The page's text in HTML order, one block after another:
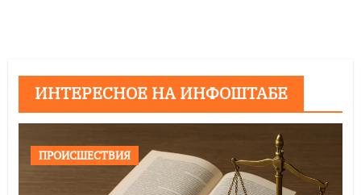
ИНТЕРЕСНОЕ НА ИНФОШТАБЕ
ПРОИСШЕСТВИЯ